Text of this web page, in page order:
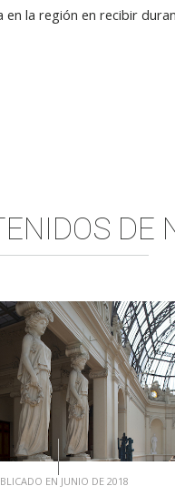
la región en recibir
DE
EN JUNIO DE 2018